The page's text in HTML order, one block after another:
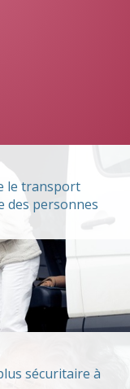
le transport
des personnes
sécuritaire à